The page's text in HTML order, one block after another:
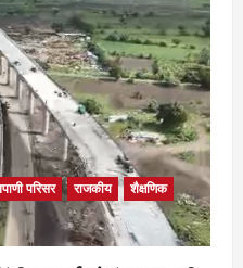
परिसर राजकीय
शैक्षणिक